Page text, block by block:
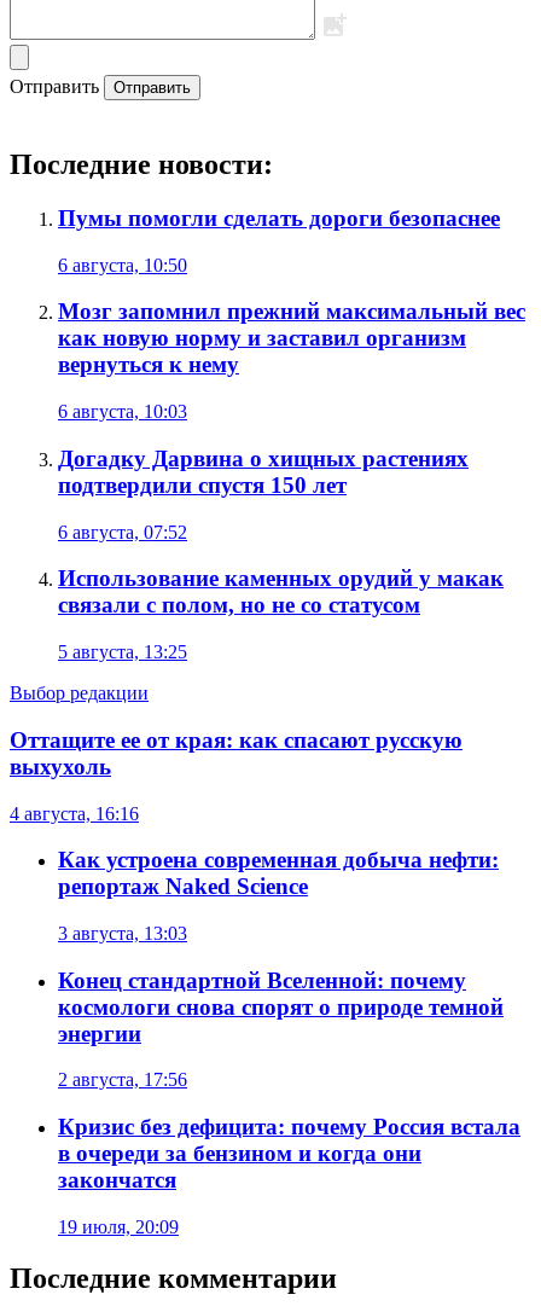
Отправить Отправить
Последние новости:
Пумы помогли сделать дороги безопаснее
6 августа, 10:50
Мозг запомнил прежний максимальный вес
как новую норму и заставил организм
вернуться к нему
6 августа, 10:03
Догадку Дарвина о хищных растениях
подтвердили спустя 150 лет
6 августа, 07:52
Использование каменных орудий у макак
связали с полом, но не со статусом
5 августа, 13:25
Выбор редакции
Оттащите ее от края: как спасают русскую
выхухоль
4 августа, 16:16
Как устроена современная добыча нефти:
репортаж Naked Science
3 августа, 13:03
Конец стандартной Вселенной: почему
космологи снова спорят о природе темной
энергии
2 августа, 17:56
Кризис без дефицита: почему Россия встала
в очереди за бензином и когда они
закончатся
19 июля, 20:09
Последние комментарии